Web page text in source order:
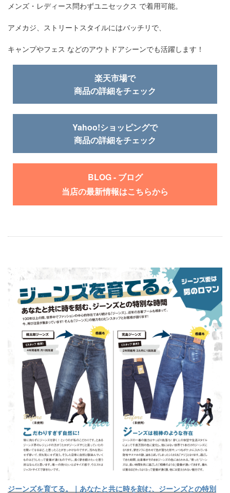
メンズ・レディース問わずユニセックス で着用可能。
アメカジ、ストリートスタイルにはバッチリで、
キャンプやフェス などのアウトドアシーンでも活躍します！
楽天市場で
商品の詳細をチェック
Yahoo!ショッピングで
商品の詳細をチェック
BLOG - ブログ
当店の最新情報はこちらから
ジーンズを育てる。｜あなたと共に時を刻む、ジーンズとの特別